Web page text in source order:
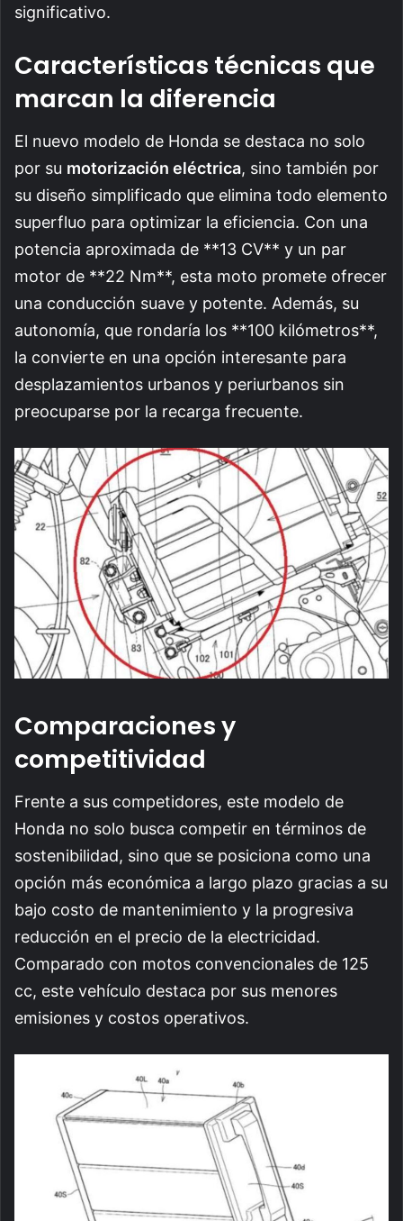
significativo.
Características técnicas que
marcan la diferencia
El nuevo modelo de Honda se destaca no solo
por su motorización eléctrica, sino también por
su diseño simplificado que elimina todo elemento
superfluo para optimizar la eficiencia. Con una
potencia aproximada de **13 CV** y un par
motor de **22 Nm**, esta moto promete ofrecer
una conducción suave y potente. Además, su
autonomía, que rondaría los **100 kilómetros**,
la convierte en una opción interesante para
desplazamientos urbanos y periurbanos sin
preocuparse por la recarga frecuente.
Comparaciones y
competitividad
Frente a sus competidores, este modelo de
Honda no solo busca competir en términos de
sostenibilidad, sino que se posiciona como una
opción más económica a largo plazo gracias a su
bajo costo de mantenimiento y la progresiva
reducción en el precio de la electricidad.
Comparado con motos convencionales de 125
cc, este vehículo destaca por sus menores
emisiones y costos operativos.